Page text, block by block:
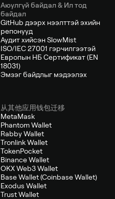
Аюулгүй байдал & Ил тод
байдал
GitHub дээрх нээлттэй эхийн
репонууд
Аудит хийсэн SlowMist
ISO/IEC 27001 гэрчилгээтэй
Европын НБ Сертификат (EN
18031)
Эмзэг байдлыг мэдээлэх
从其他应用钱包迁移
MetaMask
Phantom Wallet
Rabby Wallet
Tronlink Wallet
TokenPocket
Binance Wallet
OKX Web3 Wallet
Base Wallet (Coinbase Wallet)
Exodus Wallet
Trust Wallet